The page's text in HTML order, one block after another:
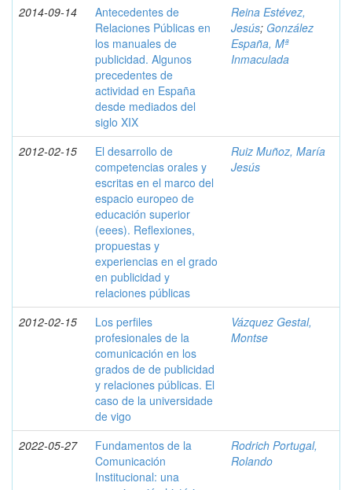
2014-09-14
Antecedentes de
Relaciones Públicas en
los manuales de
publicidad. Algunos
precedentes de
actividad en España
desde mediados del
siglo XIX
Reina Estévez,
Jesús; González
España, Mª
Inmaculada
2012-02-15
El desarrollo de
competencias orales y
escritas en el marco del
espacio europeo de
educación superior
(eees). Reflexiones,
propuestas y
experiencias en el grado
en publicidad y
relaciones públicas
Ruiz Muñoz, María
Jesús
2012-02-15
Los perfiles
profesionales de la
comunicación en los
grados de de publicidad
y relaciones públicas. El
caso de la universidade
de vigo
Vázquez Gestal,
Montse
2022-05-27
Fundamentos de la
Comunicación
Institucional: una
Rodrich Portugal,
Rolando